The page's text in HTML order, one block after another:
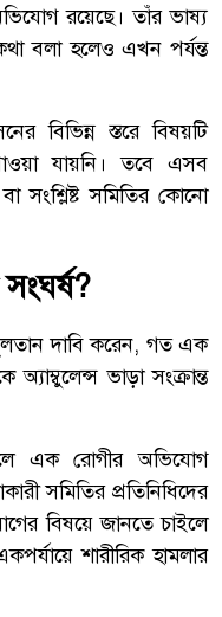
রয়েছে। তাঁর ভাষ্য
বলা হলেও এখন পর্যন্ত
বিভিন্ন স্তরে বিষয়টি
যায়নি। তবে এসব
সংশ্লিষ্ট সমিতির কোনো
দাবি করেন, গত এক
ভাড়া সংক্রান্ত
এক রোগীর অভিযোগ
সমিতির প্রতিনিধিদের
বিষয়ে জানতে চাইলে
শারীরিক হামলার